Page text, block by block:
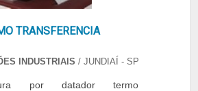
CIJ Ink jet e diferentes
datador para embalagem
TRANSFERENCIA
INDUSTRIAIS / JUNDIAÍ - SP
por datador termo